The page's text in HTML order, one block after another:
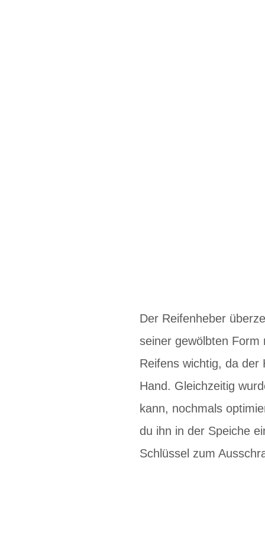
Der Reifenheber
seiner gewölbten Form
Reifens wichtig, da
Hand. Gleichzeitig
kann, nochmals
du ihn in der Speiche
Schlüssel zum